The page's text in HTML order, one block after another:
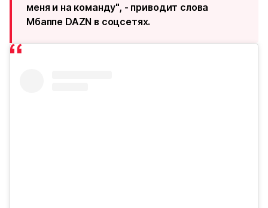
меня и на команду", - приводит слова
Мбаппе DAZN в соцсетях.